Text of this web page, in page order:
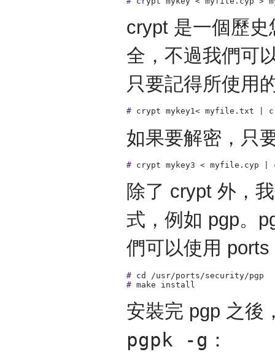
crypt 是一個歷
全，不過我們可
只要記得所使用
# crypt mykey1< myfile.txt |
如果要解密，只
# crypt mykey3 < myfile.cyp |
除了 crypt 外，
式，例如 pgp。
們可以使用
#
cd /usr/ports/security/pgp
# make install
安裝完 pgp 之後
pgpk -g ：